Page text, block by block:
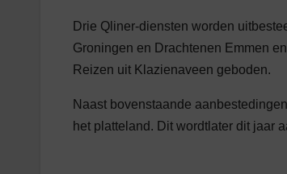
Drie Qliner-diensten worden
Groningen en Drachtenen Emmen
Reizen uit Klazienaveen geboden.
Naast bovenstaande
het platteland. Dit wordtlater dit jaar